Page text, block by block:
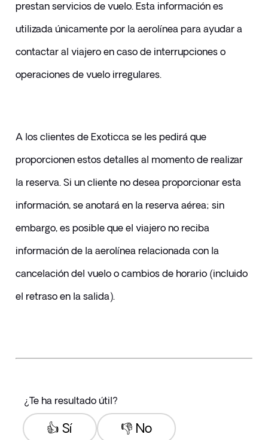
prestan servicios de vuelo. Esta información es
utilizada únicamente por la aerolínea para ayudar a
contactar al viajero en caso de interrupciones o
operaciones de vuelo irregulares.
A los clientes de Exoticca se les pedirá que
proporcionen estos detalles al momento de realizar
la reserva. Si un cliente no desea proporcionar esta
información, se anotará en la reserva aérea; sin
embargo, es posible que el viajero no reciba
información de la aerolínea relacionada con la
cancelación del vuelo o cambios de horario (incluido
el retraso en la salida).
¿Te ha resultado útil?
👎 No
👍 Sí